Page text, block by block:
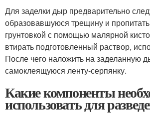
Для заделки дыр предварительно
образовавшуюся трещину и
грунтовкой с помощью малярной
втирать подготовленный раствор,
После чего наложить на заделанную
самоклеящуюся ленту-серпянку.
Какие компоненты
использовать для